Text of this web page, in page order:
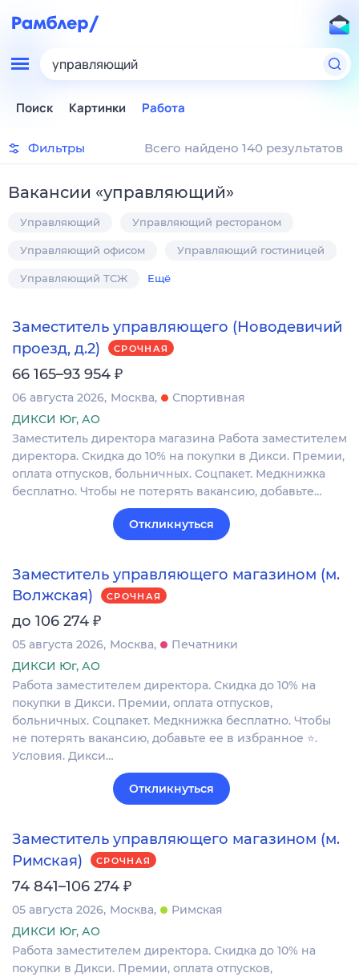
управляющий
Поиск Картинки Работа
Фильтры Всего найдено 140 результатов
Вакансии «управляющий»
Управляющий Управляющий рестораном
Управляющий офисом Управляющий гостиницей
Управляющий ТСЖ Ещё
Заместитель управляющего (Новодевичий
проезд, д.2)
СРОЧНАЯ
66 165–93 954 ₽
06 августа 2026 Москва
Спортивная
ДИКСИ Юг, АО
Заместитель директора магазина Работа заместителем
директора. Скидка до 10% на покупки в Дикси. Премии,
оплата отпусков, больничных. Соцпакет. Медкнижка
бесплатно. Чтобы не потерять вакансию, добавьте…
Откликнуться
Заместитель управляющего магазином (м.
Волжская)
СРОЧНАЯ
до 106 274 ₽
05 августа 2026 Москва
Печатники
ДИКСИ Юг, АО
Работа заместителем директора. Скидка до 10% на
покупки в Дикси. Премии, оплата отпусков,
больничных. Соцпакет. Медкнижка бесплатно. Чтобы
не потерять вакансию, добавьте ее в избранное ⭐.
Условия. Дикси…
Откликнуться
Заместитель управляющего магазином (м.
Римская)
СРОЧНАЯ
74 841–106 274 ₽
05 августа 2026 Москва
Римская
ДИКСИ Юг, АО
Работа заместителем директора. Скидка до 10% на
покупки в Дикси. Премии, оплата отпусков,